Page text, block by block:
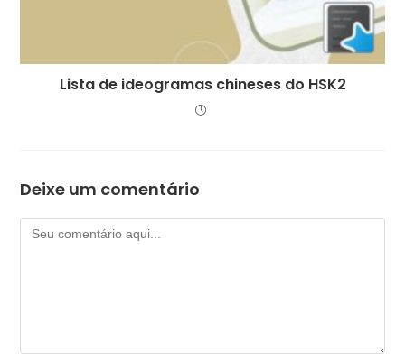
Lista de ideogramas chineses do HSK2
Deixe um comentário